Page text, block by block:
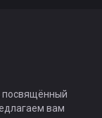
посвящённый
вам